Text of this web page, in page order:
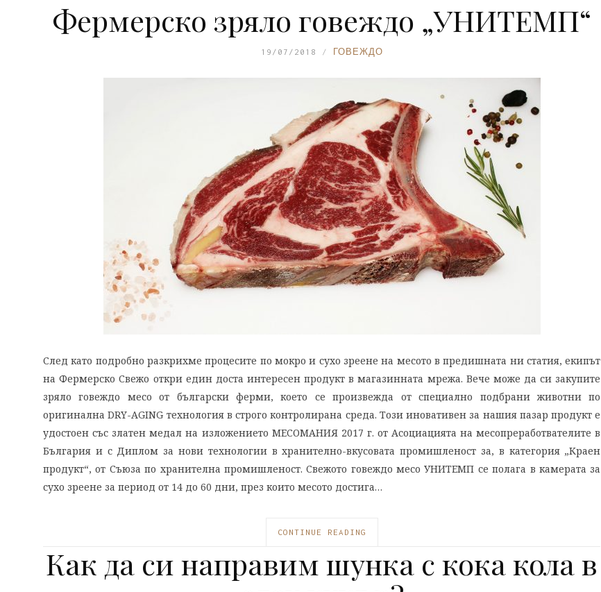
Фермерско зряло говеждо „УНИТЕМП“
19/07/2018 ГОВЕЖДО
След като подробно разкрихме процесите по мокро и сухо зреене на месото в предишната ни статия, екипът
на Фермерско Свежо откри един доста интересен продукт в магазинната мрежа. Вече може да си закупите
зряло говеждо месо от български ферми, което се произвежда от специално подбрани животни по
оригинална DRY-AGING технология в строго контролирана среда. Този иновативен за нашия пазар продукт е
удостоен със златен медал на изложението МЕСОМАНИЯ 2017 г. от Асоциацията на месопреработвателите в
България и с Диплом за нови технологии в хранително-вкусовата промишленост за, в категория „Краен
продукт“, от Съюза по хранителна промишленост. Свежото говеждо месо УНИТЕМП се полага в камерата за
сухо зреене за период от 14 до 60 дни, през които месото достига…
CONTINUE READING
Как да си направим шунка с кока кола в